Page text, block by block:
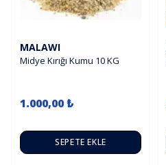
MALAWI
Midye Kırığı Kumu 10 KG
1.000,00 ₺
SEPETE EKLE